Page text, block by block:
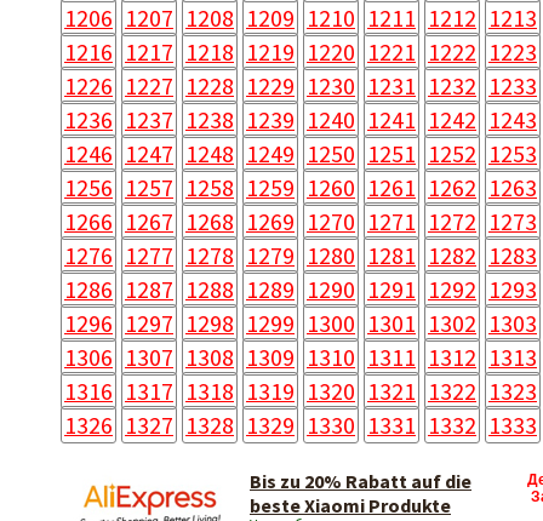
1206 1207 1208 1209 1210 1211 1212 1213
1216 1217 1218 1219 1220 1221 1222 1223
1226 1227 1228 1229 1230 1231 1232 1233
1236 1237 1238 1239 1240 1241 1242 1243
1246 1247 1248 1249 1250 1251 1252 1253
1256 1257 1258 1259 1260 1261 1262 1263
1266 1267 1268 1269 1270 1271 1272 1273
1276 1277 1278 1279 1280 1281 1282 1283
1286 1287 1288 1289 1290 1291 1292 1293
1296 1297 1298 1299 1300 1301 1302 1303
1306 1307 1308 1309 1310 1311 1312 1313
1316 1317 1318 1319 1320 1321 1322 1323
1326 1327 1328 1329 1330 1331 1332 1333
Bis zu 20% Rabatt auf die
beste Xiaomi Produkte